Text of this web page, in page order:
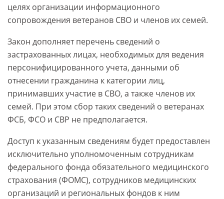
целях организации информационного
сопровождения ветеранов СВО и членов их семей.
Закон дополняет перечень сведений о
застрахованных лицах, необходимых для ведения
персонифицированного учета, данными об
отнесении гражданина к категории лиц,
принимавших участие в СВО, а также членов их
семей. При этом сбор таких сведений о ветеранах
ФСБ, ФСО и СВР не предполагается.
Доступ к указанным сведениям будет предоставлен
исключительно уполномоченным сотрудникам
федерального фонда обязательного медицинского
страхования (ФОМС), сотрудников медицинских
организаций и региональных фондов к ним